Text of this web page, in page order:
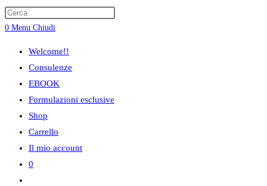
ricerca
sul
sito
web
0 Menu Chiudi
Welcome!!
Consulenze
EBOOK
Formulazioni esclusive
Shop
Carrello
Il mio account
0